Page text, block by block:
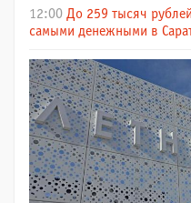
12:00 До 259 тысяч
самыми денежными в